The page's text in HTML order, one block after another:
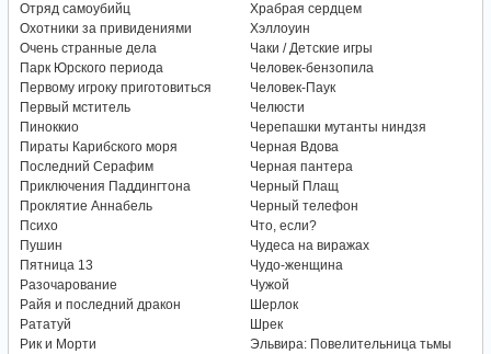
Отряд самоубийц
Охотники за привидениями
Очень странные дела
Парк Юрского периода
Первому игроку приготовиться
Первый мститель
Пиноккио
Пираты Карибского моря
Последний Серафим
Приключения Паддингтона
Проклятие Аннабель
Психо
Пушин
Пятница 13
Разочарование
Райя и последний дракон
Рататуй
Рик и Морти
Храбрая сердцем
Хэллоуин
Чаки / Детские игры
Человек-бензопила
Человек-Паук
Челюсти
Черепашки мутанты ниндзя
Черная Вдова
Черная пантера
Черный Плащ
Черный телефон
Что, если?
Чудеса на виражах
Чудо-женщина
Чужой
Шерлок
Шрек
Эльвира: Повелительница тьмы